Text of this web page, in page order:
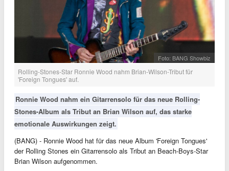
Foto: BANG Showbiz
Rolling-Stones-Star Ronnie Wood nahm Brian-Wilson-Tribut für
'Foreign Tongues' auf.
Ronnie Wood nahm ein Gitarrensolo für das neue Rolling-
Stones-Album als Tribut an Brian Wilson auf, das starke
emotionale Auswirkungen zeigt.
(BANG) - Ronnie Wood hat für das neue Album 'Foreign Tongues'
der Rolling Stones ein Gitarrensolo als Tribut an Beach-Boys-Star
Brian Wilson aufgenommen.